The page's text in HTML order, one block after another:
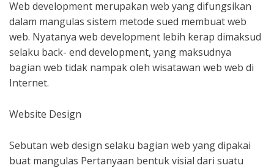
Web development merupakan web yang difungsikan
dalam mangulas sistem metode sued membuat web
web. Nyatanya web development lebih kerap dimaksud
selaku back- end development, yang maksudnya
bagian web tidak nampak oleh wisatawan web web di
Internet.
Website Design
Sebutan web design selaku bagian web yang dipakai
buat mangulas Pertanyaan bentuk visial dari suatu